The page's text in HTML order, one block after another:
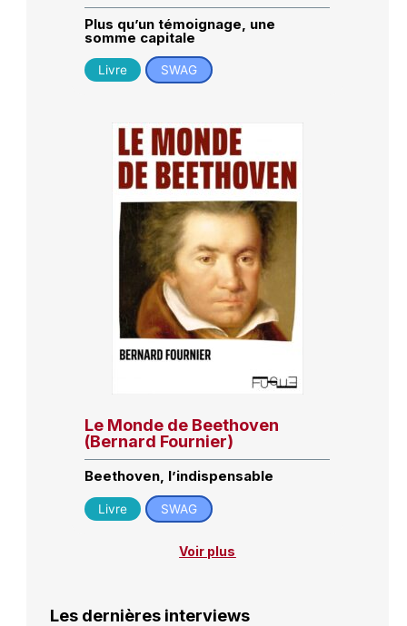
Plus qu’un témoignage, une
somme capitale
Livre SWAG
Le Monde de Beethoven
(Bernard Fournier)
Beethoven, l’indispensable
Livre SWAG
Voir plus
Les dernières interviews